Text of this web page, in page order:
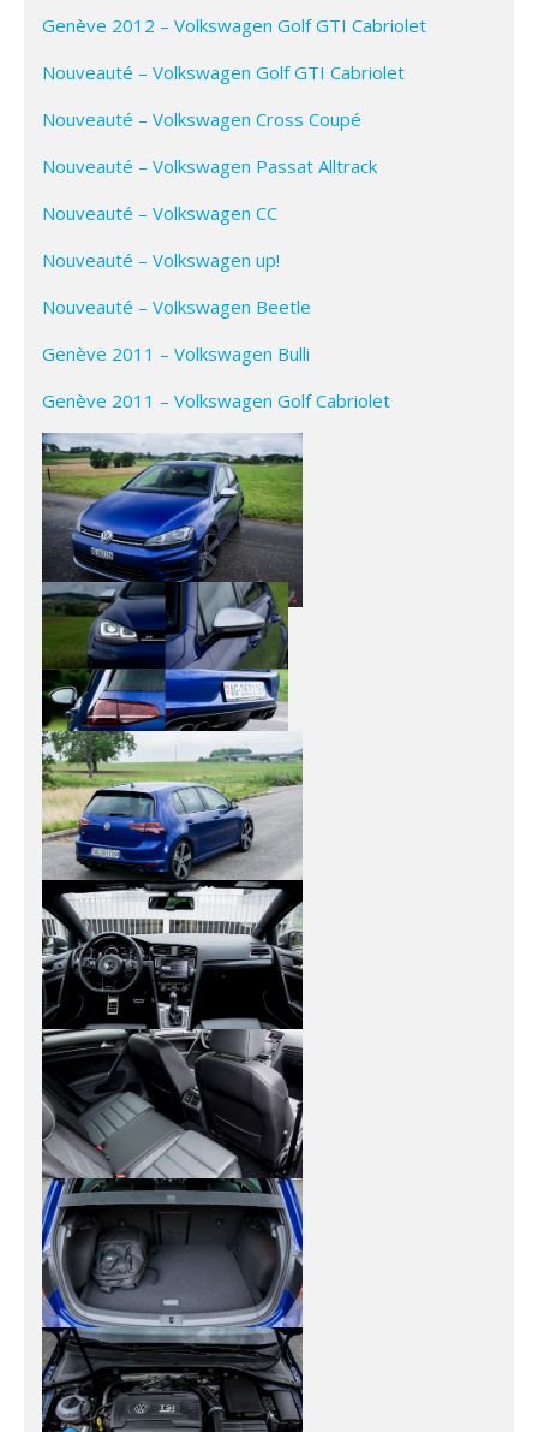
Genève 2012 – Volkswagen Golf GTI Cabriolet
Nouveauté – Volkswagen Golf GTI Cabriolet
Nouveauté – Volkswagen Cross Coupé
Nouveauté – Volkswagen Passat Alltrack
Nouveauté – Volkswagen CC
Nouveauté – Volkswagen up!
Nouveauté – Volkswagen Beetle
Genève 2011 – Volkswagen Bulli
Genève 2011 – Volkswagen Golf Cabriolet